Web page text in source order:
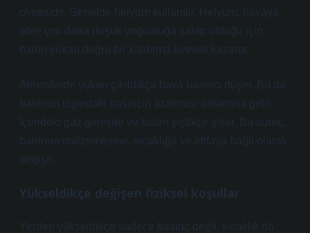
olmasıdır. Genelde helyum kullanılır. Helyum, havaya
göre çok daha düşük yoğunluğa sahip olduğu için
balon yukarı doğru bir kaldırma kuvveti kazanır.
Atmosferde yukarı çıkıldıkça hava basıncı düşer. Bu da
balonun dışındaki basıncın azalması anlamına gelir.
İçerideki gaz genişler ve balon şiştikçe şişer. Bu süreç,
balonun malzemesine, sıcaklığa ve irtifaya bağlı olarak
değişir.
Yükseldikçe değişen fiziksel koşullar
Yerden yükseldikçe sadece basınç değil, sıcaklık da